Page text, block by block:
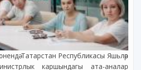
Татарстан Республикасы Яшьләр
каршындагы ата-аналар